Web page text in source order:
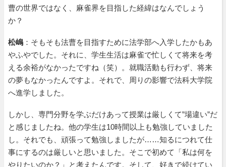
曹の世界ではなく、麻雀界を目指した経緯はなんでしょう
か？
松嶋 ：そもそも法曹を目指すために法学部へ入学したかもあ
やふやでした。それに、学生生活は麻雀で忙しくて将来を考
える余裕がなかったですね（笑）。就職活動も行わず、将来
の夢もなかったんですよ。それで、周りの影響で法科大学院
へ進学しました。
しかし、専門分野を学ぶだけあって授業は厳しくて”場違い”だ
と感じましたね。他の学生は10時間以上も勉強していました
し。それでも、頑張って勉強しましたが……知るにつれて仕
事にするのは厳しいと思いました。そこで初めて「私は何を
やりたいのか？」と考えたんです。そして、好きで続けてい